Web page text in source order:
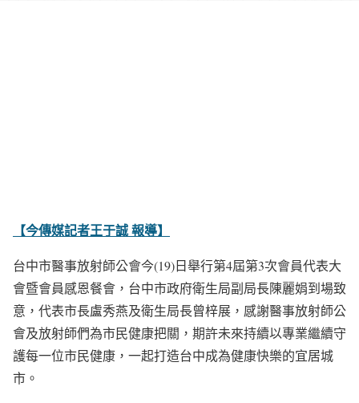
【今傳媒記者王于誠 報導】
台中市醫事放射師公會今(19)日舉行第4屆第3次會員代表大
會暨會員感恩餐會，台中市政府衛生局副局長陳麗娟到場致
意，代表市長盧秀燕及衛生局長曾梓展，感謝醫事放射師公
會及放射師們為市民健康把關，期許未來持續以專業繼續守
護每一位市民健康，一起打造台中成為健康快樂的宜居城
市。